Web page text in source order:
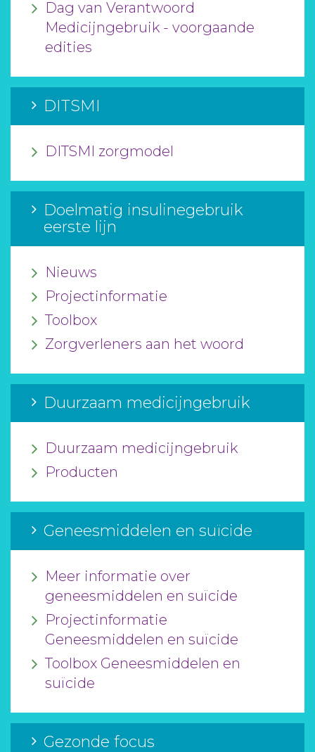
Dag van Verantwoord
Medicijngebruik - voorgaande
edities
DITSMI
DITSMI zorgmodel
Doelmatig insulinegebruik
eerste lijn
Nieuws
Projectinformatie
Toolbox
Zorgverleners aan het woord
Duurzaam medicijngebruik
Duurzaam medicijngebruik
Producten
Geneesmiddelen en suïcide
Meer informatie over
geneesmiddelen en suïcide
Projectinformatie
Geneesmiddelen en suïcide
Toolbox Geneesmiddelen en
suïcide
Gezonde focus